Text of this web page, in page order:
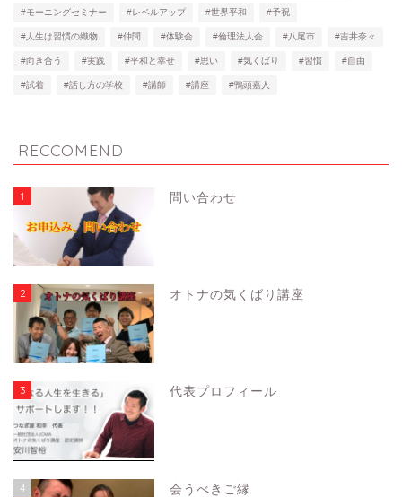
#モーニングセミナー #レベルアップ #世界平和 #予祝
#人生は習慣の織物 #仲間 #体験会 #倫理法人会 #八尾市 #吉井奈々
#向き合う #実践 #平和と幸せ #思い #気くばり #習慣 #自由
#試着 #話し方の学校 #講師 #講座 #鴨頭嘉人
RECCOMEND
1 問い合わせ
2 オトナの気くばり講座
3 代表プロフィール
4 会うべきご縁